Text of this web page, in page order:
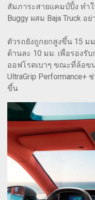
สัมภาระสายแคมป์ปิ้ง ทำ
Buggy ผสม Baja Truck อ
ตัวรถยังถูกยกสูงขึ้น 15 ม
ด้านละ 10 มม. เพื่อรองรั
ออฟโรดเบาๆ ขณะที่ล้อข
UltraGrip Performance+
ขึ้น